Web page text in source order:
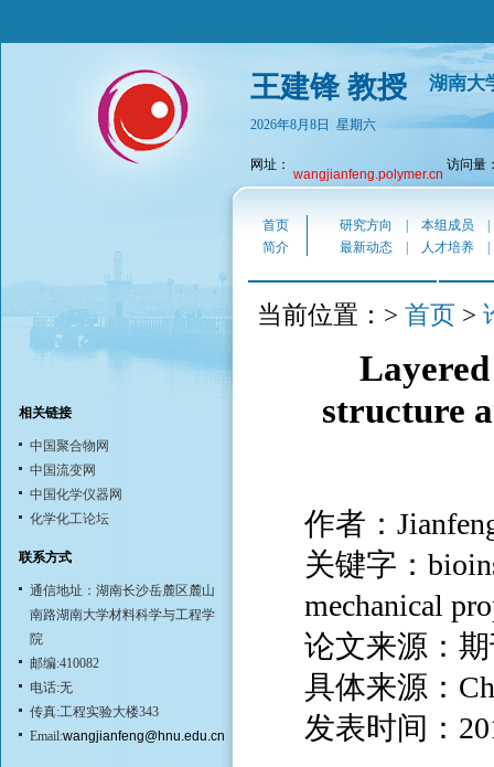
王建锋 教授 湖南大
2026年8月8日 星期六
网址： wangjianfeng.polymer.cn 访问量
相关链接
中国聚合物网
中国流变网
中国化学仪器网
化学化工论坛
联系方式
通信地址：湖南长沙岳麓区麓山
南路湖南大学材料科学与工程学
院
邮编:410082
电话:无
传真:工程实验大楼343
Email:wangjianfeng@hnu.edu.cn
首页 研究方向 本组成员
简介
最新动态 人才培养
当前位置：> 首页 >
structure
作者：
关键字：
mechanical
论文来源：
具体来源：
发表时间：